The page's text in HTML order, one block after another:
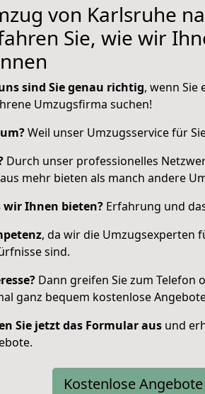
von Karlsruhe
Sie, wie wir
sind Sie genau richtig, wenn Sie
Umzugsfirma suchen!
Weil unser Umzugsservice für
Durch unser professionelles
mehr bieten als manch andere
wir Ihnen bieten? Erfahrung und
, da wir die Umzugsexperten
sind.
Dann greifen Sie zum Telefon
ganz bequem kostenlose
Sie jetzt das Formular aus und
Kostenlose